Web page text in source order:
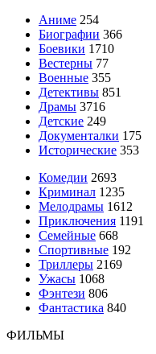
Аниме 254
Биографии 366
Боевики 1710
Вестерны 77
Военные 355
Детективы 851
Драмы 3716
Детские 249
Документалки 175
Исторические 353
Комедии 2693
Криминал 1235
Мелодрамы 1612
Приключения 1191
Семейные 668
Спортивные 192
Триллеры 2169
Ужасы 1068
Фэнтези 806
Фантастика 840
ФИЛЬМЫ